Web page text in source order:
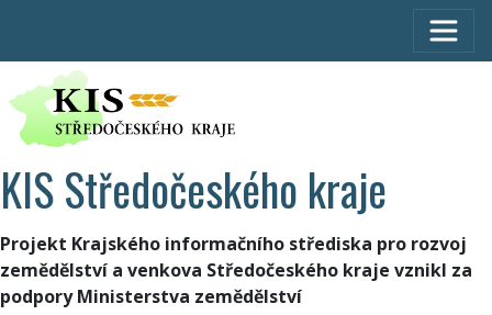
KIS Středočeského kraje
Projekt Krajského informačního střediska pro rozvoj
zemědělství a venkova Středočeského kraje vznikl za
podpory Ministerstva zemědělství